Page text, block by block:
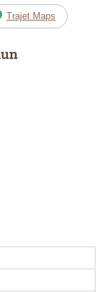
Trajet Maps